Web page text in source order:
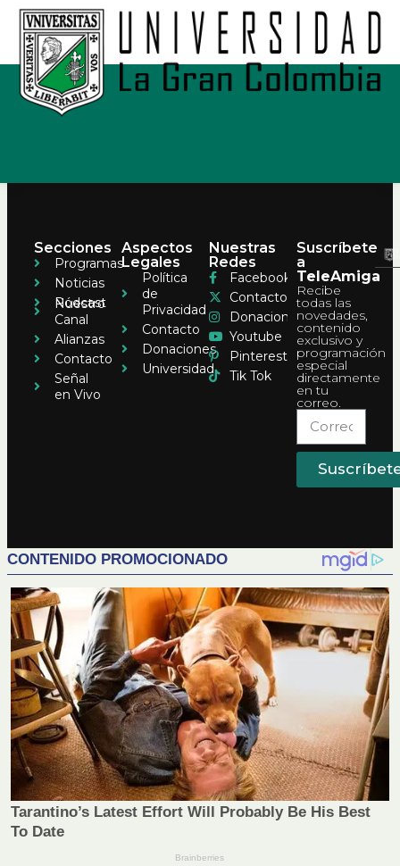
Secciones
Programas
Noticias
Pódcast
Nuestro
Canal
Alianzas
Contacto
Señal
en Vivo
Aspectos
Legales
Política
de
Privacidad
Contacto
Donaciones
Universidad
Nuestras
Redes
Facebook
Contacto
Donaciones
Youtube
Pinterest
Tik Tok
Suscríbete
a
TeleAmiga
Recibe
todas las
novedades,
contenido
exclusivo y
programación
especial
directamente
en tu
correo.